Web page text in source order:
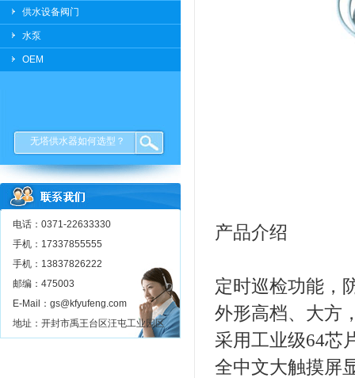
供水设备阀门
水泵
OEM
无塔供水器如何选型？
电话：0371-22633330
手机：17337855555
手机：13837826222
邮编：475003
E-Mail：gs@kfyufeng.com
地址：开封市禹王台区汪屯工业园区
产品介绍
定时巡检功能，
外形高档、大方
采用工业级64芯
全中文大触摸屏